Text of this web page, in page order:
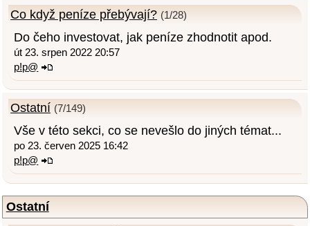
Co když peníze přebývají? (1/28)
Do čeho investovat, jak peníze zhodnotit apod.
út 23. srpen 2022 20:57
p!p@
Ostatní (7/149)
Vše v této sekci, co se nevešlo do jiných témat...
po 23. červen 2025 16:42
p!p@
Ostatní